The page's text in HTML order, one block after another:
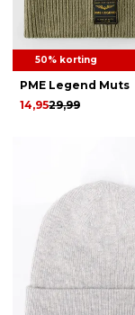
50% korting
PME Legend Muts
29,99
14,95